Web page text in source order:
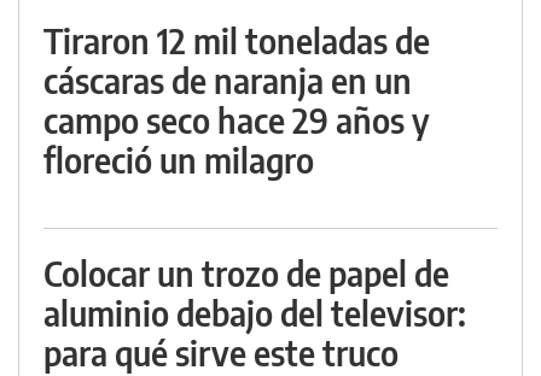
Tiraron 12 mil toneladas de
cáscaras de naranja en un
campo seco hace 29 años y
floreció un milagro
Colocar un trozo de papel de
aluminio debajo del televisor:
para qué sirve este truco